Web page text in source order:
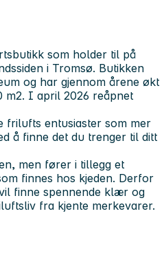
som holder til på
i Tromsø. Butikken
og har gjennom årene økt
m2. I april 2026 reåpnet
frilufts entusiaster som mer
å finne det du trenger til ditt
men fører i tillegg et
finnes hos kjeden. Derfor
finne spennende klær og
fra kjente merkevarer.